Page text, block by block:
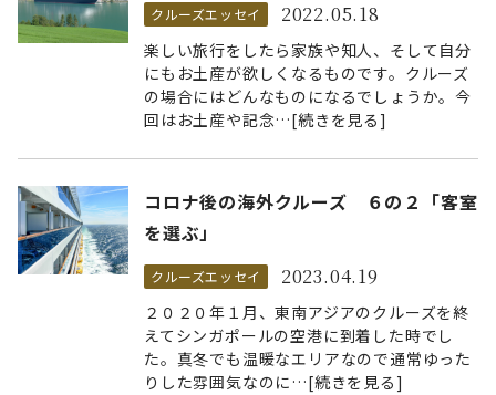
クルーズエッセイ 2022.05.18
楽しい旅行をしたら家族や知人、そして自分
にもお土産が欲しくなるものです。クルーズ
の場合にはどんなものになるでしょうか。今
回はお土産や記念…[続きを見る]
コロナ後の海外クルーズ ６の２「客室
を選ぶ」
クルーズエッセイ 2023.04.19
２０２０年１月、東南アジアのクルーズを終
えてシンガポールの空港に到着した時でし
た。真冬でも温暖なエリアなので通常ゆった
りした雰囲気なのに…[続きを見る]